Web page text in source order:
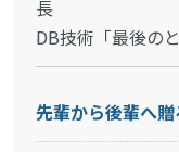
長
DB技術「最後のと
先輩から後輩へ